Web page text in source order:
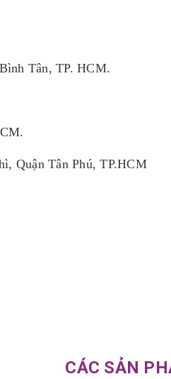
Tân, TP. HCM.
Quận Tân Phú, TP.HCM
CÁC SẢN